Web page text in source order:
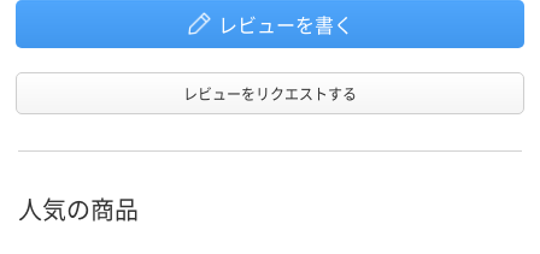
レビューを書く
レビューをリクエストする
人気の商品